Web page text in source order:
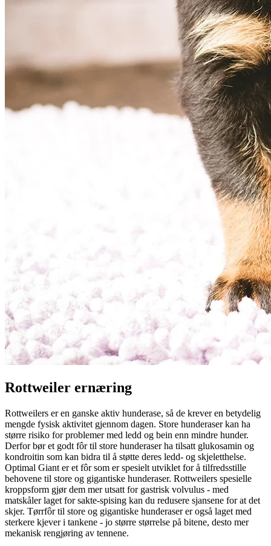
Rottweiler ernæring
Rottweilers er en ganske aktiv hunderase, så de krever en betydelig
mengde fysisk aktivitet gjennom dagen. Store hunderaser kan ha
større risiko for problemer med ledd og bein enn mindre hunder.
Derfor bør et godt fôr til store hunderaser ha tilsatt glukosamin og
kondroitin som kan bidra til å støtte deres ledd- og skjeletthelse.
Optimal Giant er et fôr som er spesielt utviklet for å tilfredsstille
behovene til store og gigantiske hunderaser. Rottweilers spesielle
kroppsform gjør dem mer utsatt for gastrisk volvulus - med
matskåler laget for sakte-spising kan du redusere sjansene for at det
skjer. Tørrfôr til store og gigantiske hunderaser er også laget med
sterkere kjever i tankene - jo større størrelse på bitene, desto mer
mekanisk rengjøring av tennene.